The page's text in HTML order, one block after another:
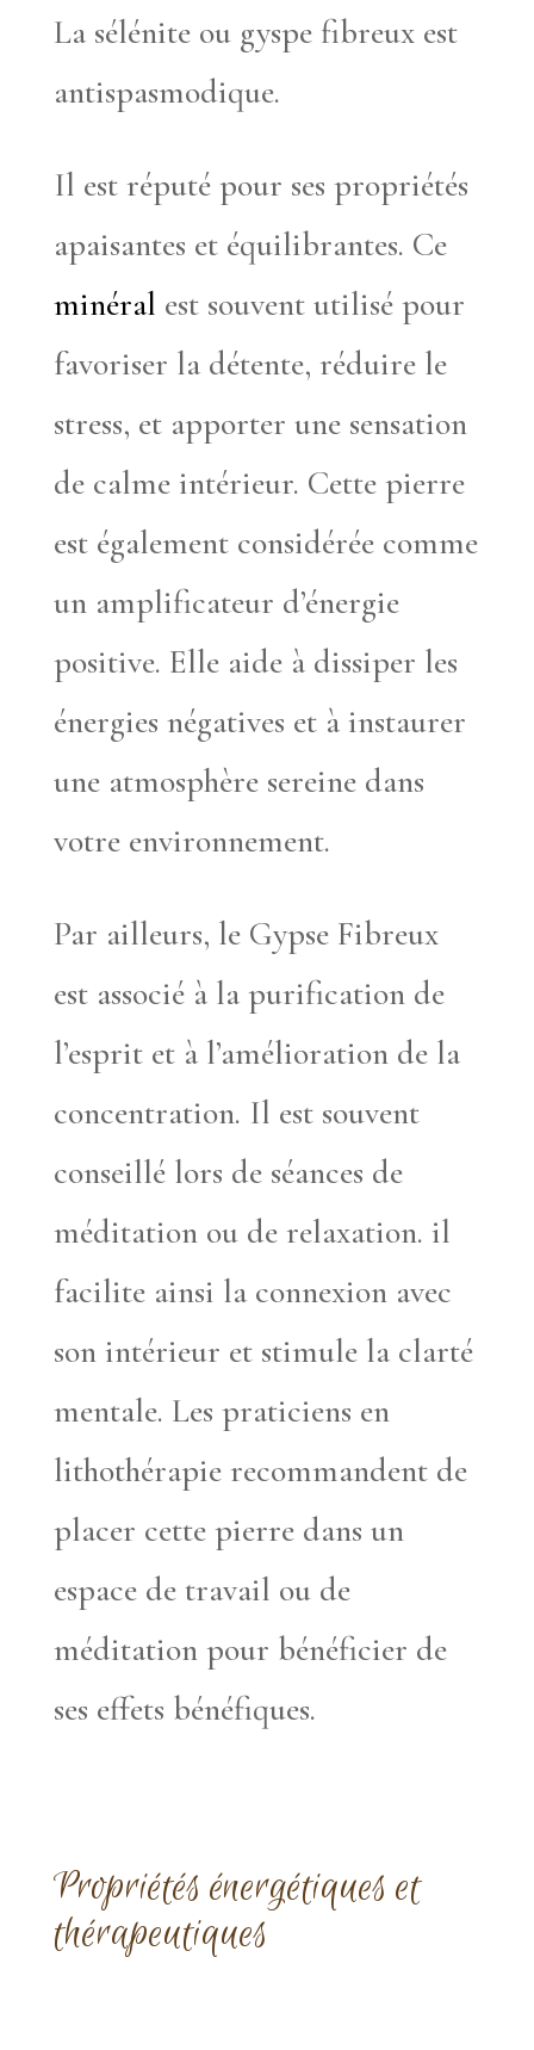
La sélénite ou gyspe fibreux est
antispasmodique.
Il est réputé pour ses propriétés
apaisantes et équilibrantes. Ce
minéral est souvent utilisé pour
favoriser la détente, réduire le
stress, et apporter une sensation
de calme intérieur. Cette pierre
est également considérée comme
un amplificateur d’énergie
positive. Elle aide à dissiper les
énergies négatives et à instaurer
une atmosphère sereine dans
votre environnement.
Par ailleurs, le Gypse Fibreux
est associé à la purification de
l’esprit et à l’amélioration de la
concentration. Il est souvent
conseillé lors de séances de
méditation ou de relaxation. il
facilite ainsi la connexion avec
son intérieur et stimule la clarté
mentale. Les praticiens en
lithothérapie recommandent de
placer cette pierre dans un
espace de travail ou de
méditation pour bénéficier de
ses effets bénéfiques.
Propriétés énergétiques et
thérapeutiques